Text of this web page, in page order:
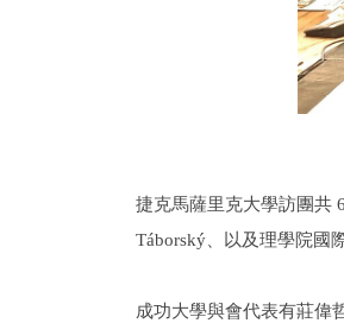
捷克馬薩里克大學訪團共
Táborský、以及理學院國
成功大學與會代表有莊偉